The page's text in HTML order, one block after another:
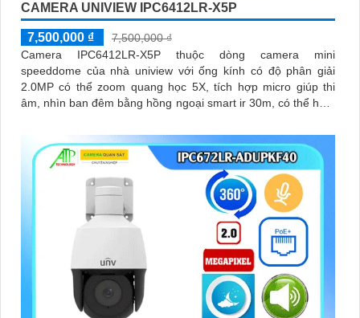
CAMERA UNIVIEW IPC6412LR-X5P
7,500,000 ₫
7,500,000 ₫
Camera IPC6412LR-X5P thuộc dòng camera mini
speeddome của nhà uniview với ống kính có độ phân giải
2.0MP có thể zoom quang học 5X, tích hợp micro giúp thi
âm, nhìn ban đêm bằng hồng ngoại smart ir 30m, có thể hoạt